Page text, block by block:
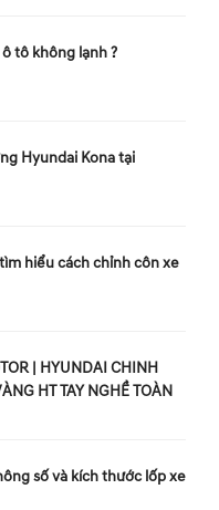
tô không lạnh ?
Hyundai Kona tại
hiểu cách chỉnh côn xe
| HYUNDAI CHINH
HT TAY NGHỀ TOÀN
số và kích thước lốp xe